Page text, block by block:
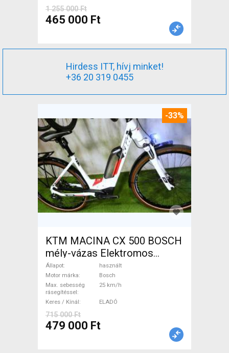
1 255 000 Ft
465 000 Ft
Hirdess ITT, hívj minket!
+36 20 319 0455
-33%
KTM MACINA CX 500 BOSCH
mély-vázas Elektromos
Trekking/cross 25 km/h
Bosch használt ELADÓ
Állapot
használt
Motor márka
Bosch
Max. sebesség
rásegítéssel
25 km/h
Keres / Kínál ELADÓ
715 000 Ft
479 000 Ft